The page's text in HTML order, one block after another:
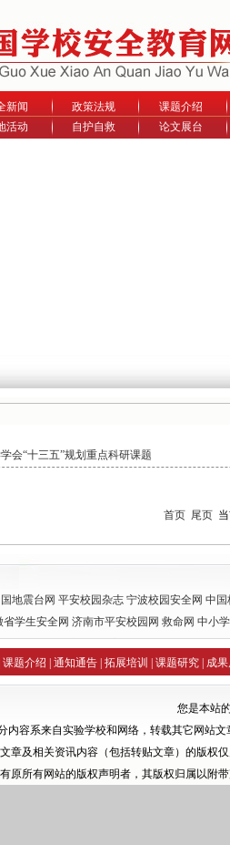
新闻 政策法规
课题介绍
活动 自护自救 论文展台
会“十三五”规划重点科研课题
首页 尾页
地震台网 平安校园杂志 宁波校园安全网 中国
省学生安全网 济南市平安校园网 救命网 中小
课题介绍 通知通告| 拓展培训 课题研究| 成
您是本站
容系来自实验学校和网络，转载其它网站
章及相关资讯内容（包括转贴文章）的版权
原所有网站的版权声明者，其版权归属以附